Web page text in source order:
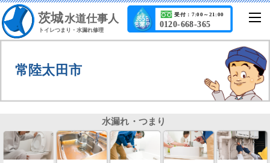
茨城水道仕事人
トイレつまり・水漏れ修理
0120-668-365
受付：7:00～21:00
常陸太田市
水漏れ・つまり